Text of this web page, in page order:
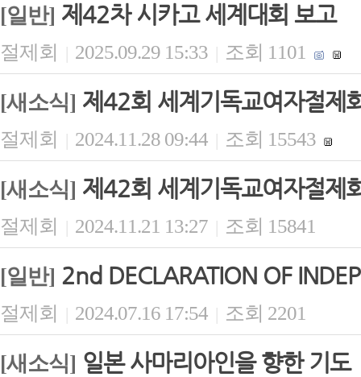
[일반] 제42차 시카고 세계대회 보고
절제회 | 2025.09.29 15:33 | 조회 1101
[새소식] 제42회 세계기독교여자절제
절제회 | 2024.11.28 09:44 | 조회 15543
[새소식] 제42회 세계기독교여자절제
절제회 | 2024.11.21 13:27 | 조회 15841
[일반] 2nd DECLARATION OF
절제회 | 2024.07.16 17:54 | 조회 2201
[새소식] 일본 사마리아인을 향한 기도